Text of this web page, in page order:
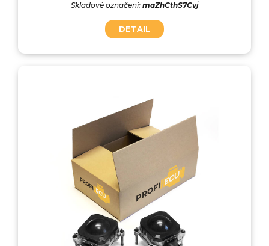
Skladové označení: maZhCthS7Cvj
DETAIL